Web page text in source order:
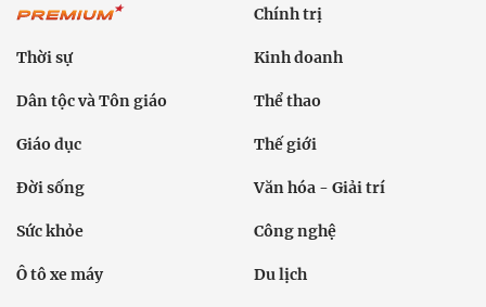
Chính trị
Thời sự Kinh doanh
Dân tộc và Tôn giáo Thể thao
Giáo dục Thế giới
Đời sống Văn hóa - Giải trí
Sức khỏe Công nghệ
Ô tô xe máy Du lịch